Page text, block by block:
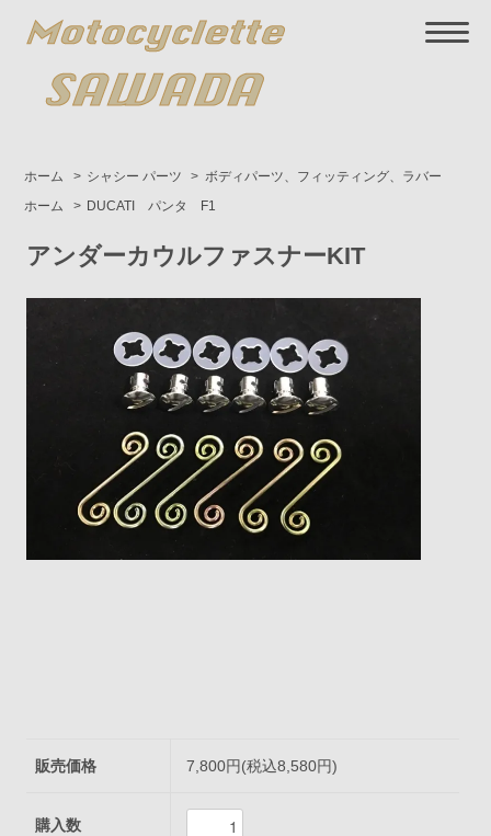
ホーム > シャシー パーツ > ボディパーツ、フィッティング、ラバー
ホーム
> DUCATI パンタ F1
アンダーカウルファスナーKIT
販売価格 7,800円(税込8,580円)
購入数